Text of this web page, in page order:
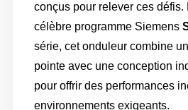
conçus pour relever ces défis.
célèbre programme Siemens
série, cet onduleur combine
pointe avec une conception
pour offrir des performances
environnements exigeants.